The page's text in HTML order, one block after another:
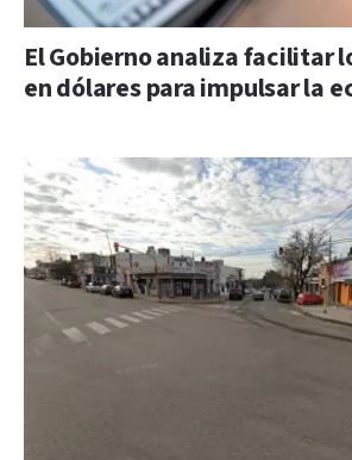
El Gobierno analiza facilitar
en dólares para impulsar la